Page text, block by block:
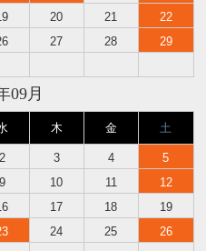
20 21
22
27 28
29
09月
木 金 土
2 3 4
5
9 10 11
12
17 18
19
24 25
26